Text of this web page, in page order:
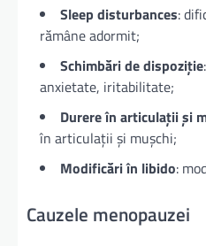
Sleep disturbances:
rămâne adormit;
Schimbări de dispoziție
anxietate, iritabilitate;
Durere în articulații și
în articulații și mușchi;
Modificări în libido:
Cauzele menopauzei